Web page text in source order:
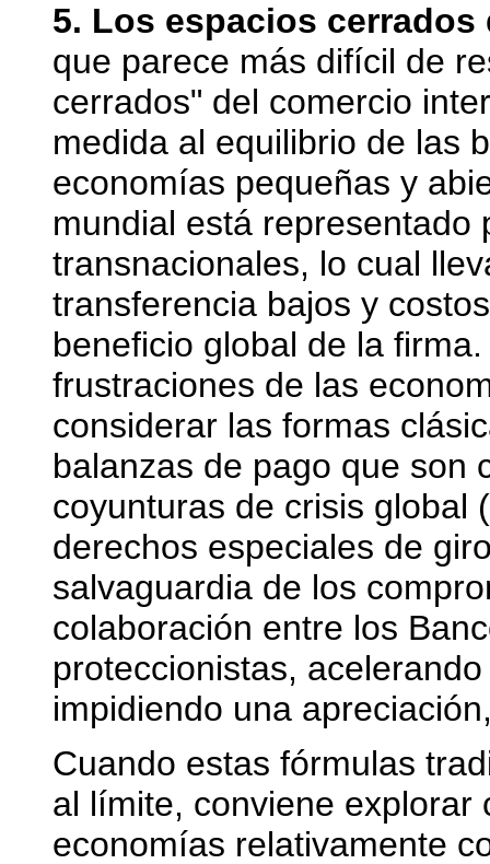
5. Los espacios
que parece más difícil de
cerrados" del comercio
medida al equilibrio de las
economías pequeñas y
mundial está representado
transnacionales, lo cual
transferencia bajos y
beneficio global de la
frustraciones de las
considerar las formas
balanzas de pago que son
coyunturas de crisis global
derechos especiales de
salvaguardia de los
colaboración entre los
proteccionistas,
impidiendo una
Cuando estas fórmulas
al límite, conviene explorar
economías relativamente